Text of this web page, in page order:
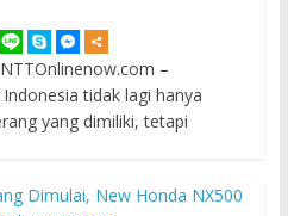
–
tidak lagi hanya
yang dimiliki, tetapi